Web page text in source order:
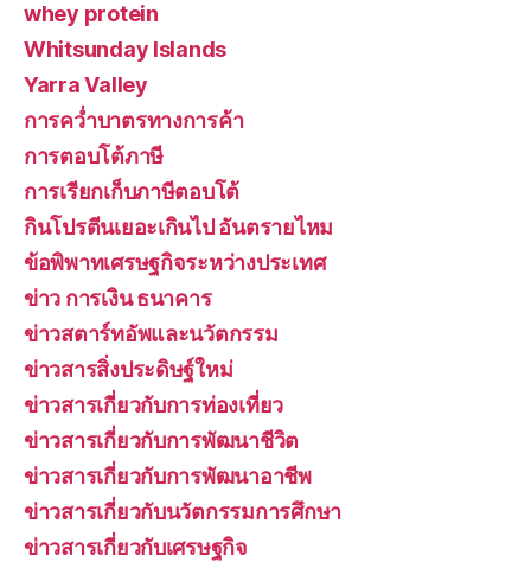
whey protein
Whitsunday Islands
Yarra Valley
การคว่ำบาตรทางการค้า
การตอบโต้ภาษี
การเรียกเก็บภาษีตอบโต้
กินโปรตีนเยอะเกินไป อันตรายไหม
ข้อพิพาทเศรษฐกิจระหว่างประเทศ
ข่าว การเงิน ธนาคาร
ข่าวสตาร์ทอัพและนวัตกรรม
ข่าวสารสิ่งประดิษฐ์ใหม่
ข่าวสารเกี่ยวกับการท่องเที่ยว
ข่าวสารเกี่ยวกับการพัฒนาชีวิต
ข่าวสารเกี่ยวกับการพัฒนาอาชีพ
ข่าวสารเกี่ยวกับนวัตกรรมการศึกษา
ข่าวสารเกี่ยวกับเศรษฐกิจ